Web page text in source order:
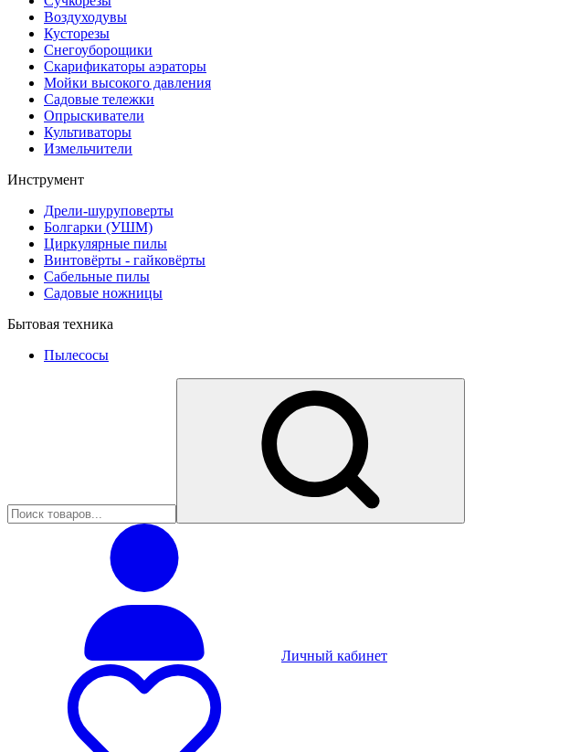
Воздуходувы
Кусторезы
Снегоуборощики
Скарификаторы аэраторы
Мойки высокого давления
Садовые тележки
Опрыскиватели
Культиваторы
Измельчители
Инструмент
Дрели-шуруповерты
Болгарки (УШМ)
Циркулярные пилы
Винтовёрты - гайковёрты
Сабельные пилы
Садовые ножницы
Бытовая техника
Пылесосы
Личный кабинет